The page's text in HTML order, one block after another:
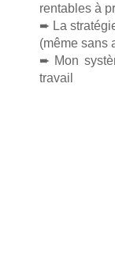
rentables à
➨ La
(même sans
➨ Mon
travail